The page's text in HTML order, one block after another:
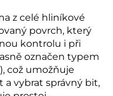
z celé hliníkové
povrch, který
kontrolu i při
označen typem
což umožňuje
vybrat správný bit,